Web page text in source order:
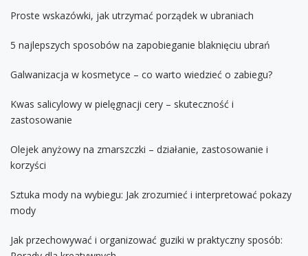
Proste wskazówki, jak utrzymać porządek w ubraniach
5 najlepszych sposobów na zapobieganie blaknięciu ubrań
Galwanizacja w kosmetyce – co warto wiedzieć o zabiegu?
Kwas salicylowy w pielęgnacji cery – skuteczność i
zastosowanie
Olejek anyżowy na zmarszczki – działanie, zastosowanie i
korzyści
Sztuka mody na wybiegu: Jak zrozumieć i interpretować pokazy
mody
Jak przechowywać i organizować guziki w praktyczny sposób: